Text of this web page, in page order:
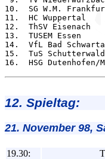
10.  SG W.M.
11.  HC
12.  ThSV
13.  TUSEM
14.  VfL Bad
15.  TuS
12. Spieltag:
21. November 98,
19.30: